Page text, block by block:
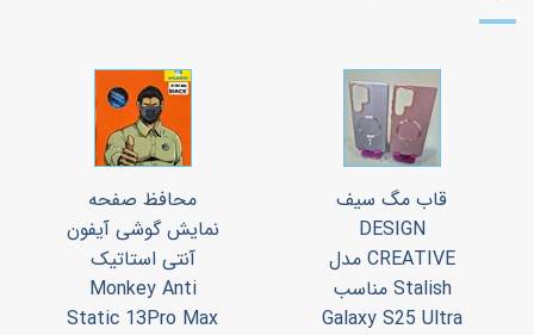
قاب مگ سیف
DESIGN
CREATIVE مدل
Stalish مناسب
Galaxy S25 Ultra
محافظ صفحه
نمایش گوشی آیفون
آنتی استاتیک
Monkey Anti
Static 13Pro Max